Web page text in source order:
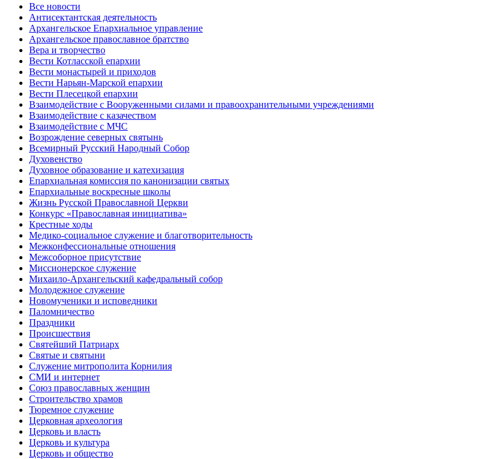
Все новости
Антисектантская деятельность
Архангельское Епархиальное управление
Архангельское православное братство
Вера и творчество
Вести Котласской епархии
Вести монастырей и приходов
Вести Нарьян-Марской епархии
Вести Плесецкой епархии
Взаимодействие с Вооруженными силами и правоохранительными учреждениями
Взаимодействие с казачеством
Взаимодействие с МЧС
Возрождение северных святынь
Всемирный Русский Народный Собор
Духовенство
Духовное образование и катехизация
Епархиальная комиссия по канонизации святых
Епархиальные воскресные школы
Жизнь Русской Православной Церкви
Конкурс «Православная инициатива»
Крестные ходы
Медико-социальное служение и благотворительность
Межконфессиональные отношения
Межсоборное присутствие
Миссионерское служение
Михаило-Архангельский кафедральный собор
Молодежное служение
Новомученики и исповедники
Паломничество
Праздники
Происшествия
Святейший Патриарх
Святые и святыни
Служение митрополита Корнилия
СМИ и интернет
Союз православных женщин
Строительство храмов
Тюремное служение
Церковная археология
Церковь и власть
Церковь и культура
Церковь и общество